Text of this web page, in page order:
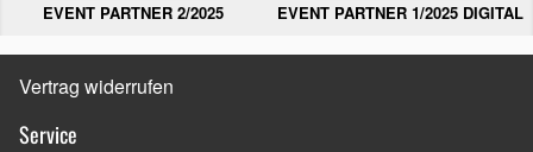
EVENT PARTNER 2/2025 EVENT PARTNER 1/2025 DIGITAL
Vertrag widerrufen
Service